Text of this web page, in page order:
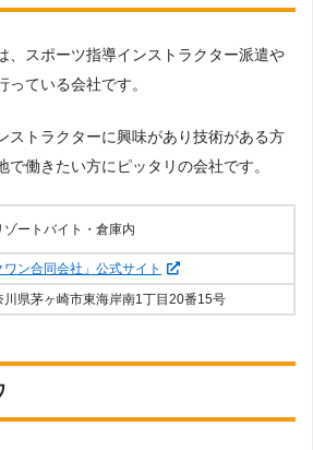
、スポーツ指導インストラクター派遣や
っている会社です。
ストラクターに興味があり技術がある方
働きたい方にピッタリの会社です。
ゾートバイト・倉庫内
ワン合同会社」公式サイト
川県茅ヶ崎市東海岸南1丁目20番15号